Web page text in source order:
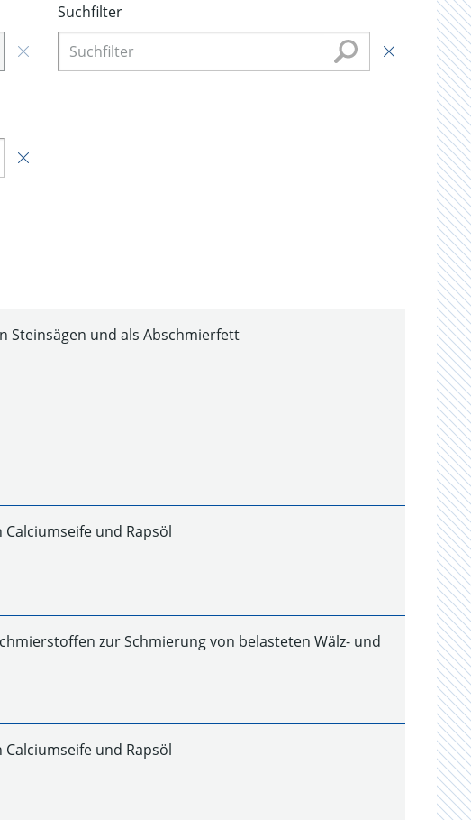
Suchfilter
Steinsägen und als Abschmierfett
und Rapsöl
zur Schmierung von belasteten Wälz- und
und Rapsöl